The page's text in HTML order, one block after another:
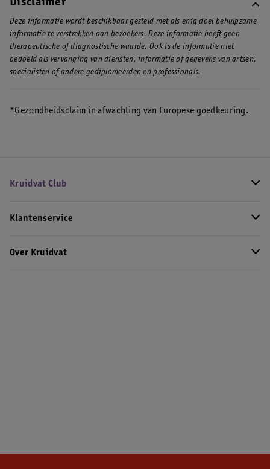
Disclaimer
Deze informatie wordt beschikbaar gesteld met als enig doel behulpzame
informatie te verstrekken aan bezoekers. Deze informatie heeft geen
therapeutische of diagnostische waarde. Ook is de informatie niet
bedoeld als vervanging van diensten, informatie of gegevens van artsen,
specialisten of andere gediplomeerden en professionals.
*Gezondheidsclaim in afwachting van Europese goedkeuring.
Kruidvat Club
Klantenservice
Over Kruidvat